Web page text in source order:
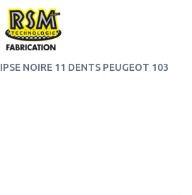
NOIRE 11 DENTS PEUGEOT 103